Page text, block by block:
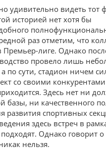
удивительно видеть тот
историей нет хотя бы
раз отметим, что
Премьер-лиге. Однако
провело лишь
по сути, стадион ничем
со своими
Здесь нет ни
базы, ни качественного
развития спортивных
здесь встреч в
Однако говорит
нельзя.